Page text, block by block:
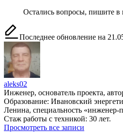
Остались вопросы, пишите в
Последнее обновление на
aleks02
Инженер, основатель проекта,
Образование: Ивановский
Ленина, специальность «инженер-
Стаж работы с техникой: 30 лет.
Просмотреть все записи